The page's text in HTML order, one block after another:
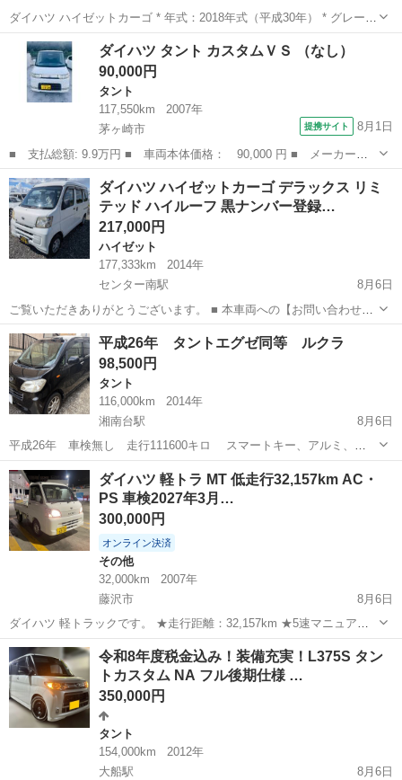
ダイハツ ハイゼットカーゴ * 年式：2018年式（平成30年） * グレー
ド：デラックス SA * 走行距離：123,000km * ミッション：AT（オー
トマチック） * 型式：EBD-S321V 現...
神奈川 相模原市 原当麻駅 ハイゼット
ダイハツ タント カスタムＶＳ （なし）
90,000円
タント
117,550km
2007年
茅ヶ崎市
提携サイト 8月1日
■ 支払総額: 9.9万円 ■ 車両本体価格： 90,000 円 ■ メーカー
名： ダイハツ ■ 車種名： タント ■ グレード名： カスタムＶ
Ｓ ■ 排気量： 660cc ■ ドア枚数： 5D ■ ミッション： AT4速...
神奈川 茅ヶ崎市
ダイハツ ハイゼットカーゴ デラックス リミ
テッド ハイルーフ 黒ナンバー登録…
217,000円
ハイゼット
177,333km
2014年
センター南駅
8月6日
ご覧いただきありがとうございます。 ■ 本車両への【お問い合わせ】
【無料お見積り】【在庫確認】は、お気軽にご連絡ください。 ■ 本車
両以外にも、「ジモティー」にておすすめの中古車を多数掲載してお
ります。 他の在庫車...
神奈川 横浜市 センター南駅 ハイゼット
平成26年 タントエグゼ同等 ルクラ
98,500円
タント
116,000km
2014年
湘南台駅
8月6日
平成26年 車検無し 走行111600キロ スマートキー、アルミ、
ETC、純正ナビ フルセグテレビ、Bluetooth付、外装は、リアハッチ
エンブレムあたりに、目立たない凹み、その他は、バンパーに、擦り
傷程度で、状態良好で...
神奈川 藤沢市 湘南台駅 ルクラ
ダイハツ 軽トラ MT 低走行32,157km AC・
PS 車検2027年3月…
300,000円
オンライン決済
その他
32,000km
2007年
藤沢市
8月6日
ダイハツ 軽トラックです。 ★走行距離：32,157km ★5速マニュアル
（MT） ★エアコン ★パワーステアリング ★車検：2027年3月30日ま
で 低走行で、走行状態・機関ともに良好です。 エンジン、ミッショ
ン、エア...
神奈川 藤沢市 その他
令和8年度税金込み！装備充実！L375S タン
トカスタム NA フル後期仕様 …
350,000円
タント
154,000km
2012年
大船駅
8月6日